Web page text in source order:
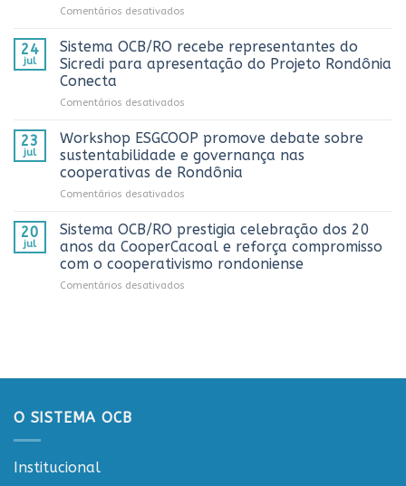
no
AnuárioCoop
Comentários desativados
OCB/RO
prestigia
comemoração
Caminhoneiro
promovida
pela
Cooperativa
Vilhena
24
jul
Sistema OCB/RO recebe representantes do
Sicredi para apresentação do Projeto Rondônia
Conecta
Comentários desativados
OCB/RO
recebe
representantes
do
apresentação
Rondônia
23
jul
Workshop ESGCOOP promove debate sobre
sustentabilidade e governança nas
cooperativas de Rondônia
Comentários desativados
ESGCOOP
promove
debate
sobre
Rondônia
20
jul
Sistema OCB/RO prestigia celebração dos 20
anos da CooperCacoal e reforça compromisso
com o cooperativismo rondoniense
Comentários desativados
20
O SISTEMA OCB
Institucional